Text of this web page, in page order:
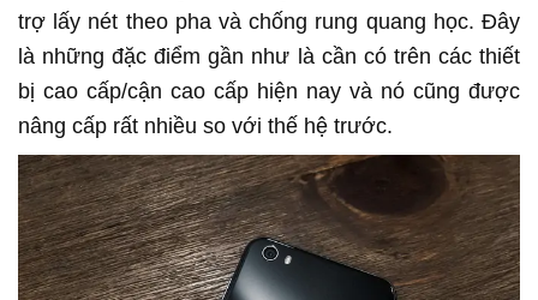
trợ lấy nét theo pha và chống rung quang học. Đây
là những đặc điểm gần như là cần có trên các thiết
bị cao cấp/cận cao cấp hiện nay và nó cũng được
nâng cấp rất nhiều so với thế hệ trước.